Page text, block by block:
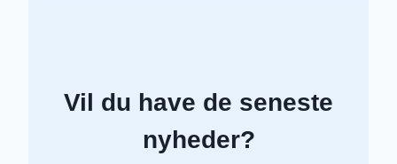
Vil du have de seneste
nyheder?